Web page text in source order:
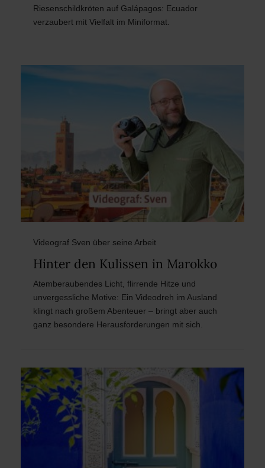
Riesenschildkröten auf Galápagos: Ecuador
verzaubert mit Vielfalt im Miniformat.
Videograf Sven über seine Arbeit
Hinter den Kulissen in Marokko
Atemberaubendes Licht, flirrende Hitze und
unvergessliche Motive: Ein Videodreh im Ausland
klingt nach großem Abenteuer – bringt aber auch
ganz besondere Herausforderungen mit sich.